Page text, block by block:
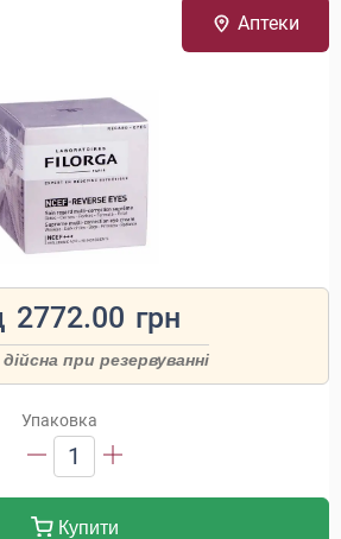
Аптеки
2772.00 грн
дійсна при резервуванні
Упаковка
1
Купити